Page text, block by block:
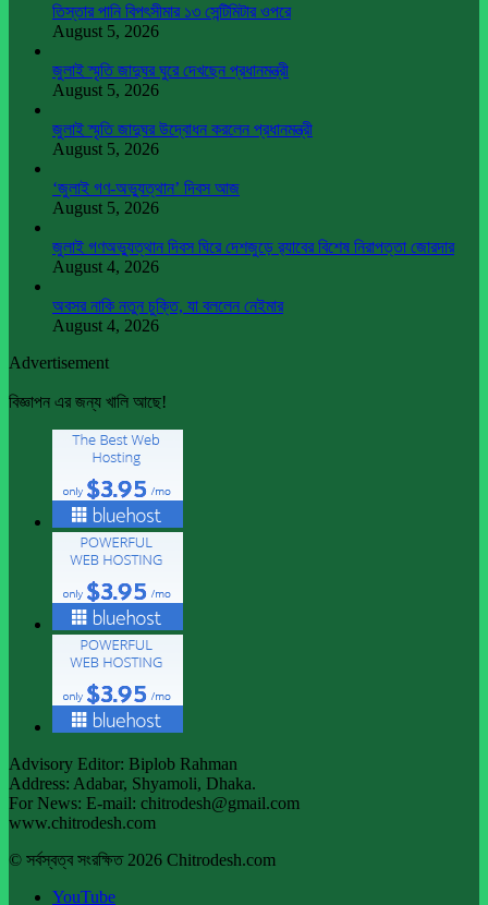
তিস্তার পানি বিপৎসীমার ১৩ সেন্টিমিটার ওপরে
August 5, 2026
জুলাই স্মৃতি জাদুঘর ঘুরে দেখছেন প্রধানমন্ত্রী
August 5, 2026
জুলাই স্মৃতি জাদুঘর উদ্বোধন করলেন প্রধানমন্ত্রী
August 5, 2026
‘জুলাই গণ-অভ্যুত্থান’ দিবস আজ
August 5, 2026
জুলাই গণঅভ্যুত্থান দিবস ঘিরে দেশজুড়ে র‌্যাবের বিশেষ নিরাপত্তা জোরদার
August 4, 2026
অবসর নাকি নতুন চুক্তি, যা বললেন নেইমার
August 4, 2026
Advertisement
বিজ্ঞাপন এর জন্য খালি আছে!
Advisory Editor: Biplob Rahman
Address: Adabar, Shyamoli, Dhaka.
For News: E-mail: chitrodesh@gmail.com
www.chitrodesh.com
© সর্বস্বত্ব সংরক্ষিত 2026 Chitrodesh.com
YouTube